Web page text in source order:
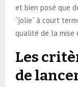
et bien posé que
“jolie” à court
qualité de la mise
Les
de